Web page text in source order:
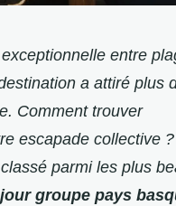
entre
a attiré plus
Comment trouver
escapade collective
parmi les plus
groupe pays